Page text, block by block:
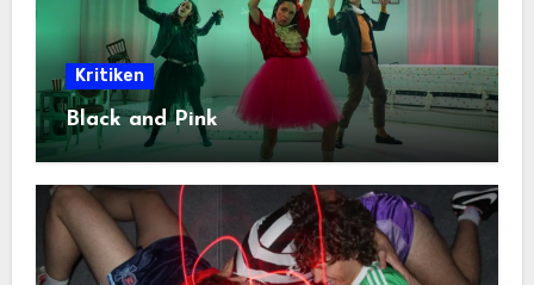
Kritiken
Black and Pink